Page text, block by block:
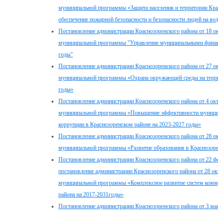
муниципальной программы «Защита населения и территории
обеспечение пожарной безопасности и безопасности людей на
Постановление администрации Краснозоренского района от
муниципальной программы "Управление муниципальными
годы"
Постановление администрации Краснозоренского района от
муниципальной программы «Охрана окружающей среды на
годы»
Постановление администрации Краснозоренского района от 4
муниципальной программы «Повышение эффективности
коррупции в Краснозоренском районе на 2023-2027 годы»
Постановление администрации Краснозоренского района от
муниципальной программы «Развитие образования в
Постановление администрации Краснозоренского района от
постановление администрации Краснозоренского района от 28
муниципальной программы «Комплексное развитие систем
района на 2017-2031годы»
Постановление администрации Краснозоренского района от 3